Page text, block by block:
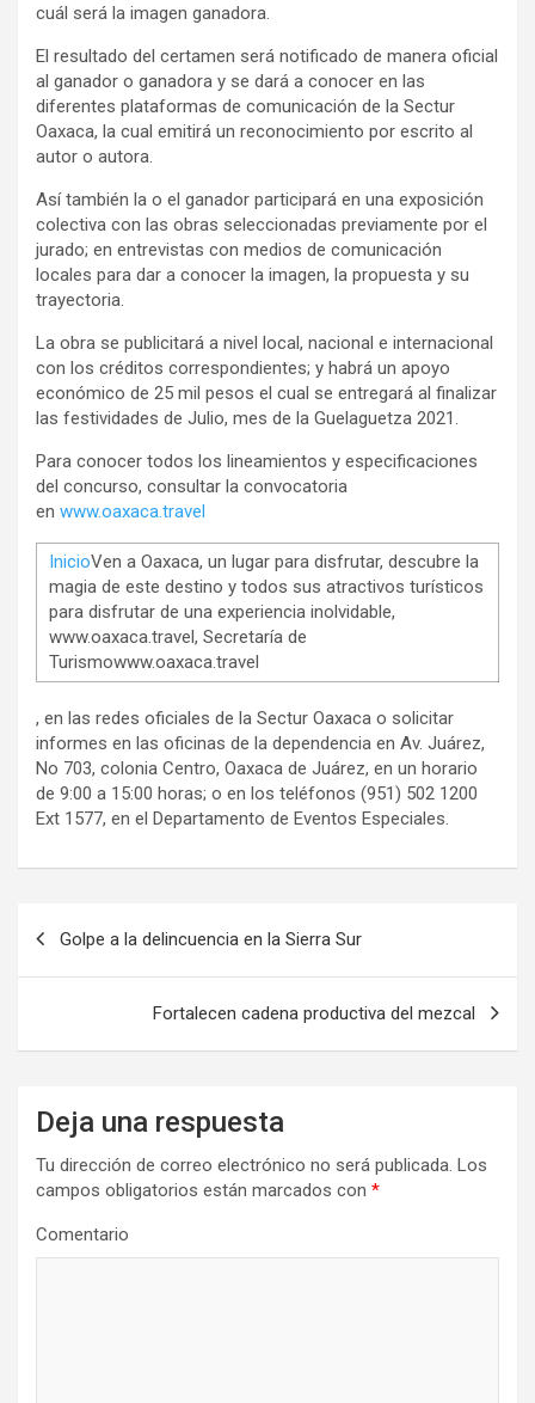
cuál será la imagen ganadora.
El resultado del certamen será notificado de manera oficial
al ganador o ganadora y se dará a conocer en las
diferentes plataformas de comunicación de la Sectur
Oaxaca, la cual emitirá un reconocimiento por escrito al
autor o autora.
Así también la o el ganador participará en una exposición
colectiva con las obras seleccionadas previamente por el
jurado; en entrevistas con medios de comunicación
locales para dar a conocer la imagen, la propuesta y su
trayectoria.
La obra se publicitará a nivel local, nacional e internacional
con los créditos correspondientes; y habrá un apoyo
económico de 25 mil pesos el cual se entregará al finalizar
las festividades de Julio, mes de la Guelaguetza 2021.
Para conocer todos los lineamientos y especificaciones
del concurso, consultar la convocatoria
en www.oaxaca.travel
InicioVen a Oaxaca, un lugar para disfrutar, descubre la
magia de este destino y todos sus atractivos turísticos
para disfrutar de una experiencia inolvidable,
www.oaxaca.travel, Secretaría de
Turismowww.oaxaca.travel
, en las redes oficiales de la Sectur Oaxaca o solicitar
informes en las oficinas de la dependencia en Av. Juárez,
No 703, colonia Centro, Oaxaca de Juárez, en un horario
de 9:00 a 15:00 horas; o en los teléfonos (951) 502 1200
Ext 1577, en el Departamento de Eventos Especiales.
Golpe a la delincuencia en la Sierra Sur
Fortalecen cadena productiva del mezcal
Deja una respuesta
Tu dirección de correo electrónico no será publicada. Los
campos obligatorios están marcados con *
Comentario